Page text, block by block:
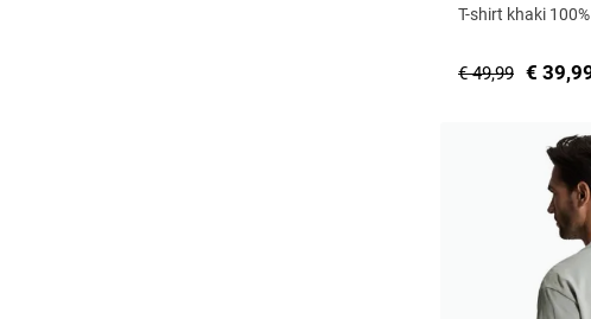
T-shirt khaki
€ 49,99 €